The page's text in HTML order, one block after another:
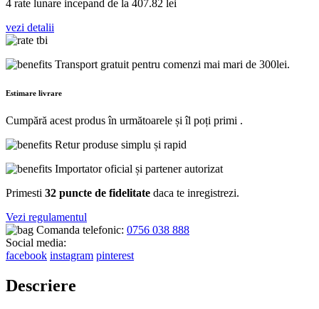
4 rate lunare incepand de la 407.82 lei
vezi detalii
Transport gratuit pentru comenzi mai mari de 300lei.
Estimare livrare
Cumpără acest produs în următoarele și îl poți primi .
Retur produse simplu și rapid
Importator oficial și partener autorizat
Primesti 32 puncte de fidelitate daca te inregistrezi.
Vezi regulamentul
Comanda telefonic: 0756 038 888
Social media:
facebook instagram pinterest
Descriere